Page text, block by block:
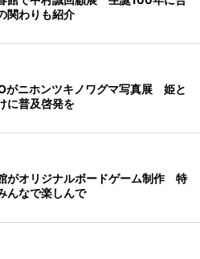
関わりも紹介
がニホンツキノワグマ写真展 姫と
に普及啓発を
がオリジナルボードゲーム制作 特
んなで楽しんで